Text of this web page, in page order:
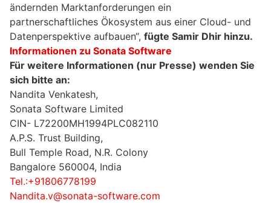
ändernden Marktanforderungen ein
partnerschaftliches Ökosystem aus einer Cloud- und
Datenperspektive aufbauen“, fügte Samir Dhir hinzu.
Informationen zu Sonata Software
Für weitere Informationen (nur Presse) wenden Sie
sich bitte an:
Nandita Venkatesh,
Sonata Software Limited
CIN- L72200MH1994PLC082110
A.P.S. Trust Building,
Bull Temple Road, N.R. Colony
Bangalore 560004, India
Tel.:+91806778199
Nandita.v@sonata-software.com